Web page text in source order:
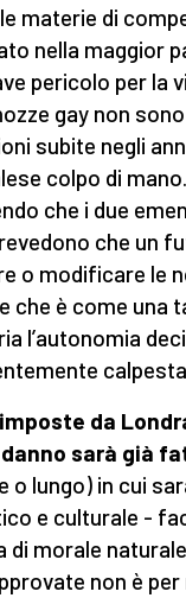
materie di
nella maggior
pericolo per la
gay non
subite negli
colpo di
che i due
che un
o modificare le
che è come una
l’autonomia
da
sarà già
o lungo) in cui
e culturale -
morale
non è per